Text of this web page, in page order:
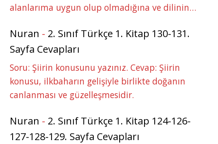
alanlarıma uygun olup olmadığına ve dilinin…
Nuran - 2. Sınıf Türkçe 1. Kitap 130-131.
Sayfa Cevapları
Soru: Şiirin konusunu yazınız. Cevap: Şiirin
konusu, ilkbaharın gelişiyle birlikte doğanın
canlanması ve güzelleşmesidir.
Nuran - 2. Sınıf Türkçe 1. Kitap 124-126-
127-128-129. Sayfa Cevapları